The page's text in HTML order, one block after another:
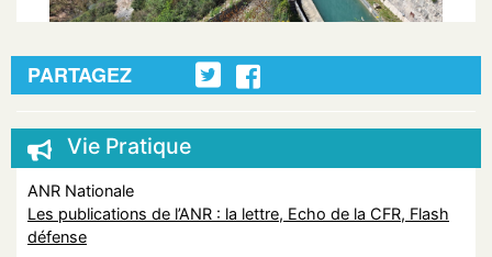
PARTAGEZ
Vie Pratique
ANR Nationale
Les publications de l’ANR : la lettre, Echo de la CFR, Flash
défense